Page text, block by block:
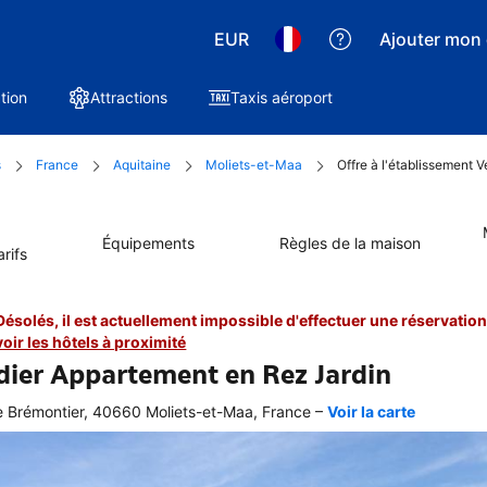
EUR Ajouter
Attractions Taxis aéroport
France Aquitaine Moliets-et-Maa Offre à l'établissement
Équipements Règles de la maison
il est actuellement impossible d'effectuer une
les hôtels à proximité
Appartement en Rez Jardin
Brémontier, 40660 Moliets-et-Maa, France – Voir la carte